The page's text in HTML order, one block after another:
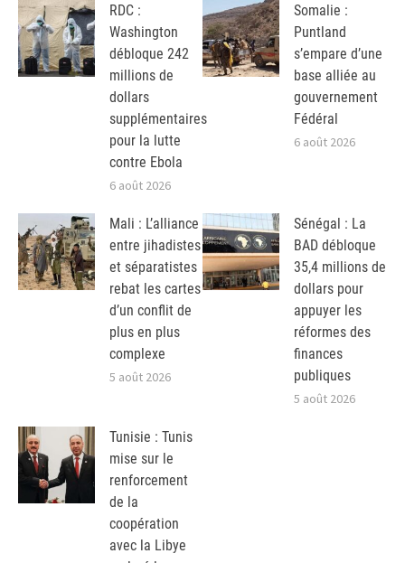
RDC :
Washington
débloque 242
millions de
dollars
supplémentaires
pour la lutte
contre Ebola
6 août 2026
Somalie :
Puntland
s’empare d’une
base alliée au
gouvernement
Fédéral
6 août 2026
Mali : L’alliance
entre jihadistes
et séparatistes
rebat les cartes
d’un conflit de
plus en plus
complexe
5 août 2026
Sénégal : La
BAD débloque
35,4 millions de
dollars pour
appuyer les
réformes des
finances
publiques
5 août 2026
Tunisie : Tunis
mise sur le
renforcement
de la
coopération
avec la Libye